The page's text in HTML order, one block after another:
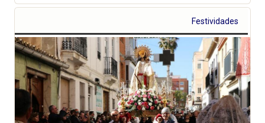
Festividades